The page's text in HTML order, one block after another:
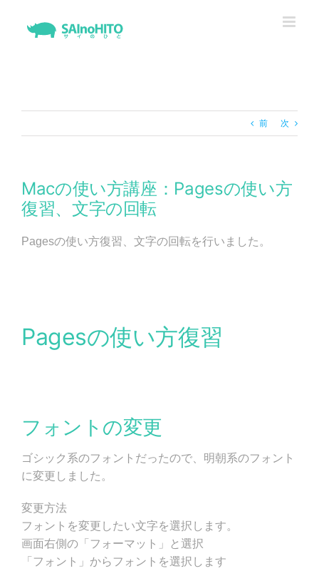
前 次
Macの使い方講座：Pagesの使い方
復習、文字の回転
Pagesの使い方復習、文字の回転を行いました。
Pagesの使い方復習
フォントの変更
ゴシック系のフォントだったので、明朝系のフォント
に変更しました。
変更方法
フォントを変更したい文字を選択します。
画面右側の「フォーマット」と選択
「フォント」からフォントを選択します